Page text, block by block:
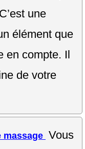
une
élément que
en compte. Il
de votre
massage Vous